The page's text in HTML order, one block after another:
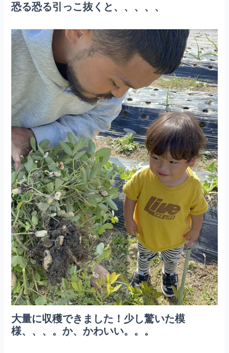
恐る恐る引っこ抜くと、、、、、
大量に収穫できました！少し驚いた模
様、、、。か、かわいい。。。